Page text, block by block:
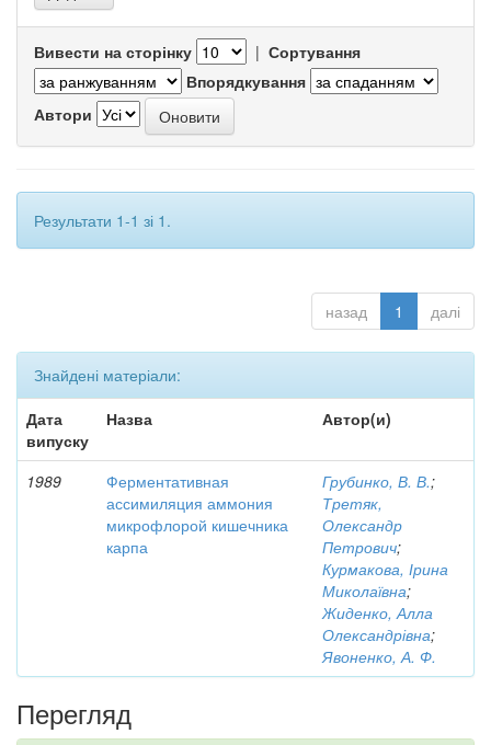
Вивести на сторінку | Сортування
Впорядкування
Автори
Результати 1-1 зі 1.
назад 1 далі
Знайдені матеріали:
Дата
випуску
Назва Автор(и)
1989
Ферментативная
ассимиляция аммония
микрофлорой кишечника
карпа
Грубинко, В. В.;
Третяк,
Олександр
Петрович;
Курмакова, Ірина
Миколаївна;
Жиденко, Алла
Олександрівна;
Явоненко, А. Ф.
Перегляд